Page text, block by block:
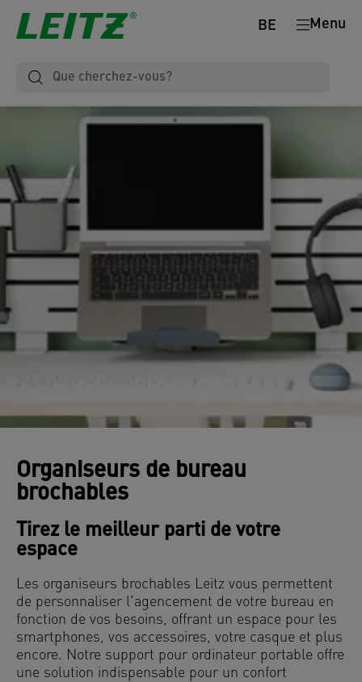
Menu
BE
Organiseurs de bureau
brochables
Tirez le meilleur parti de votre
espace
Les organiseurs brochables Leitz vous permettent
de personnaliser l'agencement de votre bureau en
fonction de vos besoins, offrant un espace pour les
smartphones, vos accessoires, votre casque et plus
encore. Notre support pour ordinateur portable offre
une solution indispensable pour un confort